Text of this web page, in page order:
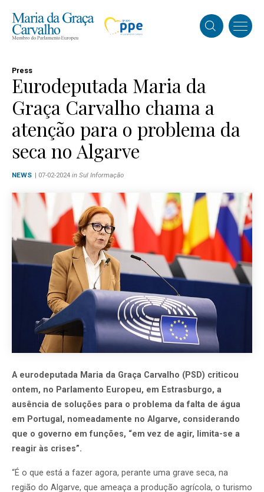
Press
Eurodeputada Maria da
Graça Carvalho chama a
atenção para o problema da
seca no Algarve
NEWS | 07-02-2024 in Sul Informação
A eurodeputada Maria da Graça Carvalho (PSD) criticou
ontem, no Parlamento Europeu, em Estrasburgo, a
ausência de soluções para o problema da falta de água
em Portugal, nomeadamente no Algarve, considerando
que o governo em funções, “em vez de agir, limita-se a
reagir às crises”.
“É o que está a fazer agora, perante uma grave seca, na
região do Algarve, que ameaça a produção agrícola, o turismo